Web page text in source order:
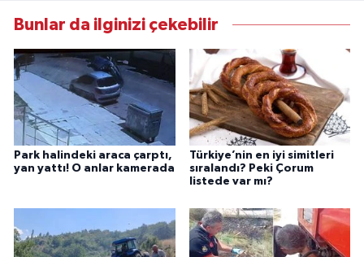
Bunlar da ilginizi çekebilir
Park halindeki araca çarptı,
yan yattı! O anlar kamerada
Türkiye’nin en iyi simitleri
sıralandı? Peki Çorum
listede var mı?